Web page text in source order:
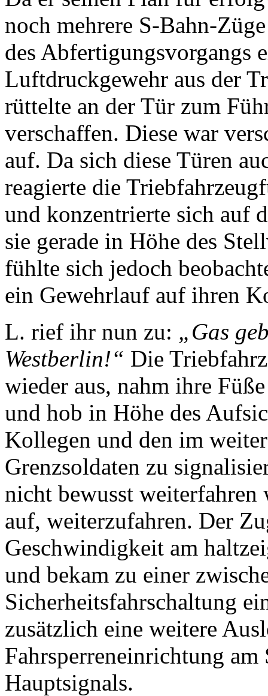
noch mehrere S-Bahn-
des Abfertigungsvorgangs
Luftdruckgewehr aus der
rüttelte an der Tür zum
verschaffen. Diese war
auf. Da sich diese Türen
reagierte die
und konzentrierte sich auf
sie gerade in Höhe des
fühlte sich jedoch
ein Gewehrlauf auf ihren
L. rief ihr nun zu: „Gas
Westberlin!“ Die
wieder aus, nahm ihre
und hob in Höhe des
Kollegen und den im
Grenzsoldaten zu
nicht bewusst
auf, weiterzufahren. Der
Geschwindigkeit am
und bekam zu einer
Sicherheitsfahrschaltung
zusätzlich eine weitere
Fahrsperreneinrichtung am
Hauptsignals.